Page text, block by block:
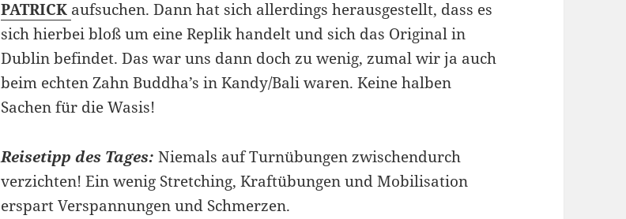
PATRICK aufsuchen. Dann hat sich allerdings herausgestellt, dass es
sich hierbei bloß um eine Replik handelt und sich das Original in
Dublin befindet. Das war uns dann doch zu wenig, zumal wir ja auch
beim echten Zahn Buddha’s in Kandy/Bali waren. Keine halben
Sachen für die Wasis!
Reisetipp des Tages: Niemals auf Turnübungen zwischendurch
verzichten! Ein wenig Stretching, Kraftübungen und Mobilisation
erspart Verspannungen und Schmerzen.